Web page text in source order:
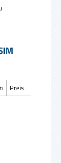
Preis